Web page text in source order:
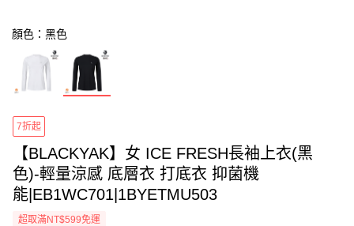
顏色：黑色
7折起
【BLACKYAK】女 ICE FRESH長袖上衣(黑
色)-輕量涼感 底層衣 打底衣 抑菌機
能|EB1WC701|1BYETMU503
超取滿NT$599免運